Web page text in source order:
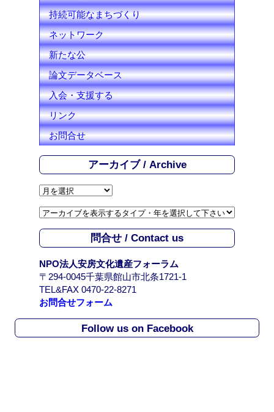
持続可能なまちづくり
ネットワーク
新たな公
論文データベース
入会・支援する
リンク
お問合せ
アーカイブ / Archive
ア
カ
イ
ブ
A
r
c
h
i
問合せ / Contact us
NPO法人安房文化遺産フォーラム
〒294-0045千葉県館山市北条1721-1
TEL&FAX 0470-22-8271
お問合せフォーム
Follow us on Facebook